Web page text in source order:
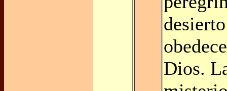
Dios.